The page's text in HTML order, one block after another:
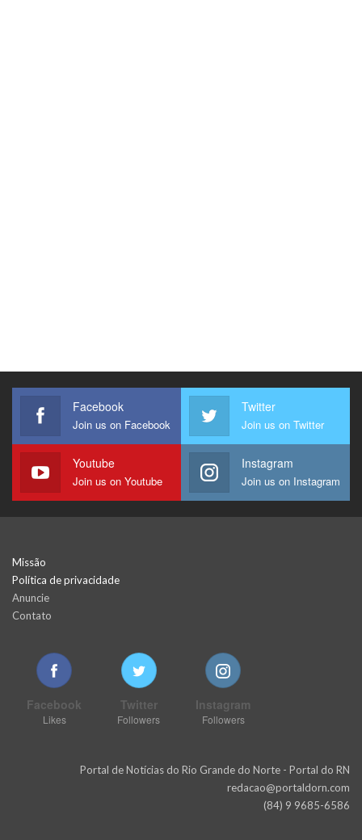
Facebook
Join us on Facebook
Twitter
Join us on Twitter
Youtube
Join us on Youtube
Instagram
Join us on Instagram
Missão
Política de privacidade
Anuncie
Contato
Facebook
Likes
Twitter
Followers
Instagram
Followers
Portal de Notícias do Rio Grande do Norte - Portal do RN
redacao@portaldorn.com
(84) 9 9685-6586